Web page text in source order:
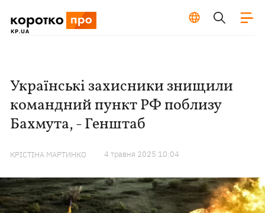
Українські захисники знищили
командний пункт РФ поблизу
Бахмута, - Генштаб
КРІСТІНА МАРТИНКО 4 травня 2025 10:04